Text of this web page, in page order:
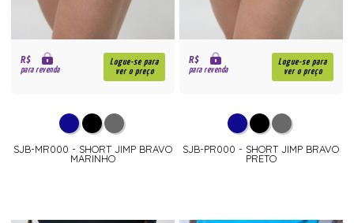
R$
para revenda
Logue-se para
ver o preço
SJB-MR000 - SHORT JIMP BRAVO
MARINHO
R$
para revenda
Logue-se para
ver o preço
SJB-PR000 - SHORT JIMP BRAVO
PRETO